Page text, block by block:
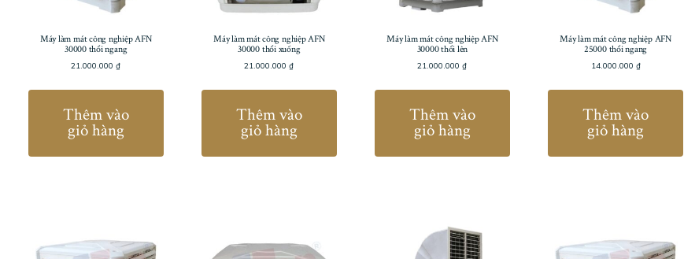
Máy làm mát công nghiệp AFN
30000 thổi ngang
21.000.000₫
Thêm vào
giỏ hàng
Máy làm mát công nghiệp AFN
30000 thổi xuống
21.000.000₫
Thêm vào
giỏ hàng
Máy làm mát công nghiệp AFN
30000 thổi lên
21.000.000₫
Thêm vào
giỏ hàng
Máy làm mát công nghiệp AFN
25000 thổi ngang
14.000.000 ₫
Thêm vào
giỏ hàng